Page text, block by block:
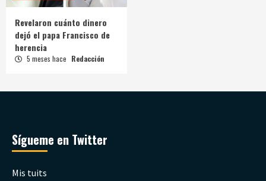
Revelaron cuánto dinero
dejó el papa Francisco de
herencia
5 meses hace Redacción
Sígueme en Twitter
Mis tuits